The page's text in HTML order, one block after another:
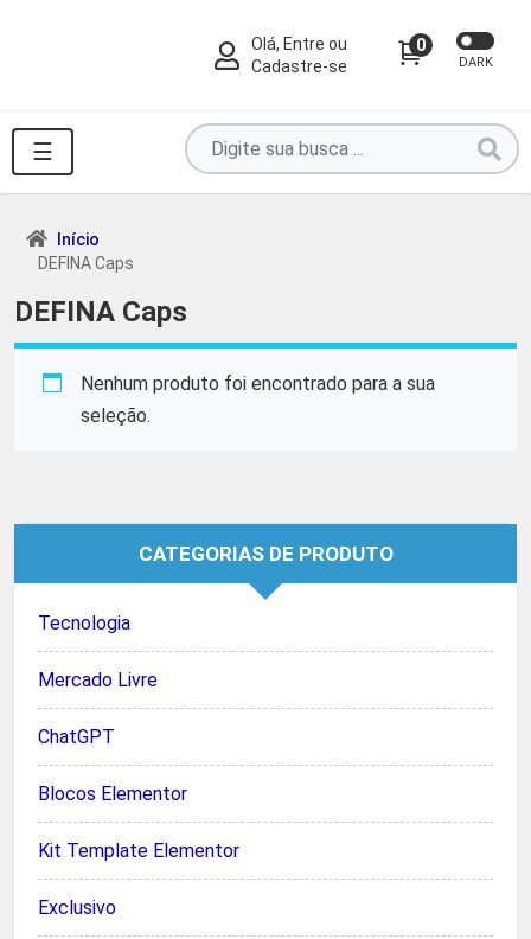
Olá, Entre ou
Cadastre-se
0
DARK
☰
Pesquise
por
produtos
Início
DEFINA Caps
DEFINA Caps
Nenhum produto foi encontrado para a sua
seleção.
CATEGORIAS DE PRODUTO
Tecnologia
Mercado Livre
ChatGPT
Blocos Elementor
Kit Template Elementor
Exclusivo